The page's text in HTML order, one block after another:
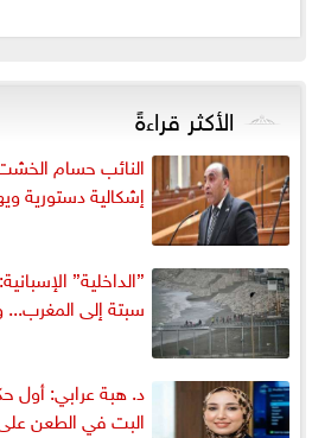
الأكثر قراءةً
النائب حسام
إشكالية دستورية
سبتة إلى المغرب...
د. هبة عرابي: أول
البت في الطعن